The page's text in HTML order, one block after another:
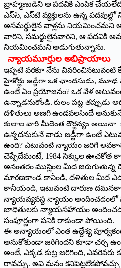
బ్రాహ్మణుడిని ఆ పదవికి ఎంపిక
ఎస్‌సి, ఎస్‌టి వ్యక్తులను ఉన్న
అసమర్థులైన వాళ్లను నియమించమని
వారిని, సమర్థులైనవారిని, ఆ పదవికి
నియమించమని అడుగుతున్నాను.
న్యాయమూర్తుల అభిప్రాయాలు
ఇప్పటి వరకూ నేను
హైకోర్టు జడ్జీగా ఒక ఛాందసుడు,
ఉంటే ఏం ప్రయోజనం? ఒక వేళ
ఉన్నాడనుకోండి. కులం పట్ల
దళితులు అణగి ఉండవలసిందే
కులాల వారి మీదెంత దౌర్జన్యం అయినా
ఉన్నదనుకునే వాడు జడ్జీగా ఉంటే
ఉంది? ఎటువంటి న్యాయం జరిగే
చెప్పేదేమంటే, 1984 సిక్కుల ఊచకోత
అనంతరం ముస్లింల మీద
మారణకాండ కానీండి, దళితుల మీద
కానీయండి, ఇటువంటి దారుణ
న్యాయవ్యవస్థ న్యాయం
బాధితులకు న్యాయసహాయం
సంపూర్ణంగా పనికి రాకుండా పోయింది.
ఈ అన్యాయంలో ఎంత ఉద్దేశ్య
అనుకోకుండా జరిగిందని కూడా చర్చ
అంటే, ఎక్కడ కుట్ర జరిగింది, ఎవరెవరు
రావచ్చు. అవి మనం